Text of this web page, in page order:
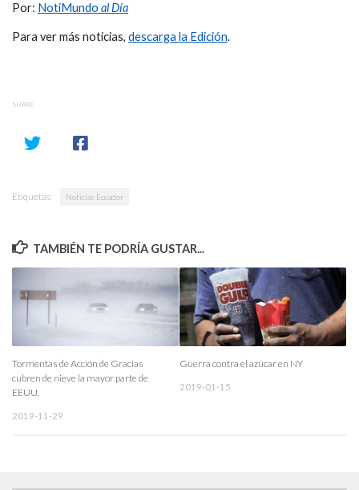
Por: NotiMundo al Día
Para ver más noticias, descarga la Edición.
SHARE
Etiquetas: Noticias Ecuador
TAMBIÉN TE PODRÍA GUSTAR...
Tormentas de Acción de Gracias
cubren de nieve la mayor parte de
EEUU.
2019-11-29
Guerra contra el azúcar en NY
2019-01-15